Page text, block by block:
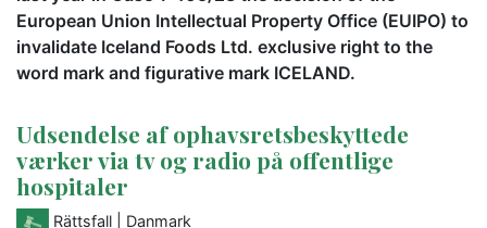
European Union Intellectual Property Office (EUIPO) to
invalidate Iceland Foods Ltd. exclusive right to the
word mark and figurative mark ICELAND.
Udsendelse af ophavsretsbeskyttede
værker via tv og radio på offentlige
hospitaler
Rättsfall | Danmark